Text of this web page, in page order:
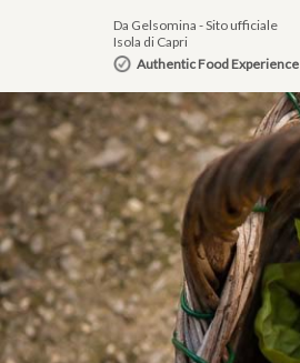
Da Gelsomina - Sito ufficiale
Isola di Capri
Authentic Food Experience